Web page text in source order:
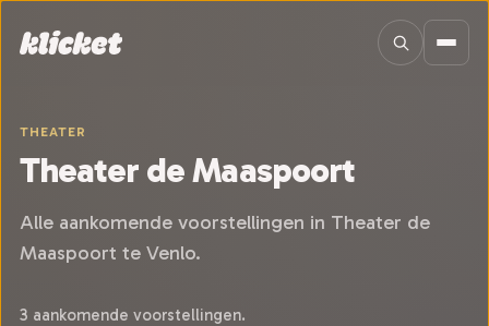
THEATER
Theater de Maaspoort
Alle aankomende voorstellingen in Theater de
Maaspoort te Venlo.
3 aankomende voorstellingen.